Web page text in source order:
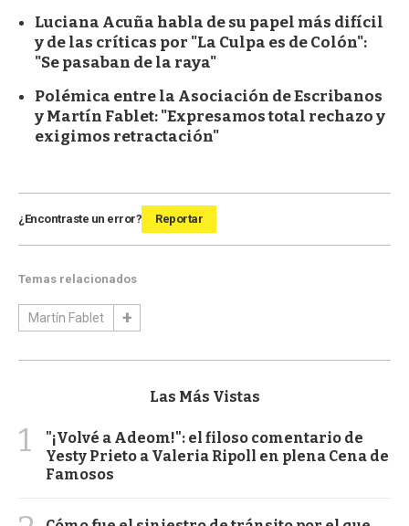
Luciana Acuña habla de su papel más difícil
y de las críticas por "La Culpa es de Colón":
"Se pasaban de la raya"
Polémica entre la Asociación de Escribanos
y Martín Fablet: "Expresamos total rechazo y
exigimos retractación"
¿Encontraste un error? Reportar
Temas relacionados
Martín Fablet
Las Más Vistas
1
"¡Volvé a Adeom!": el filoso comentario de
Yesty Prieto a Valeria Ripoll en plena Cena de
Famosos